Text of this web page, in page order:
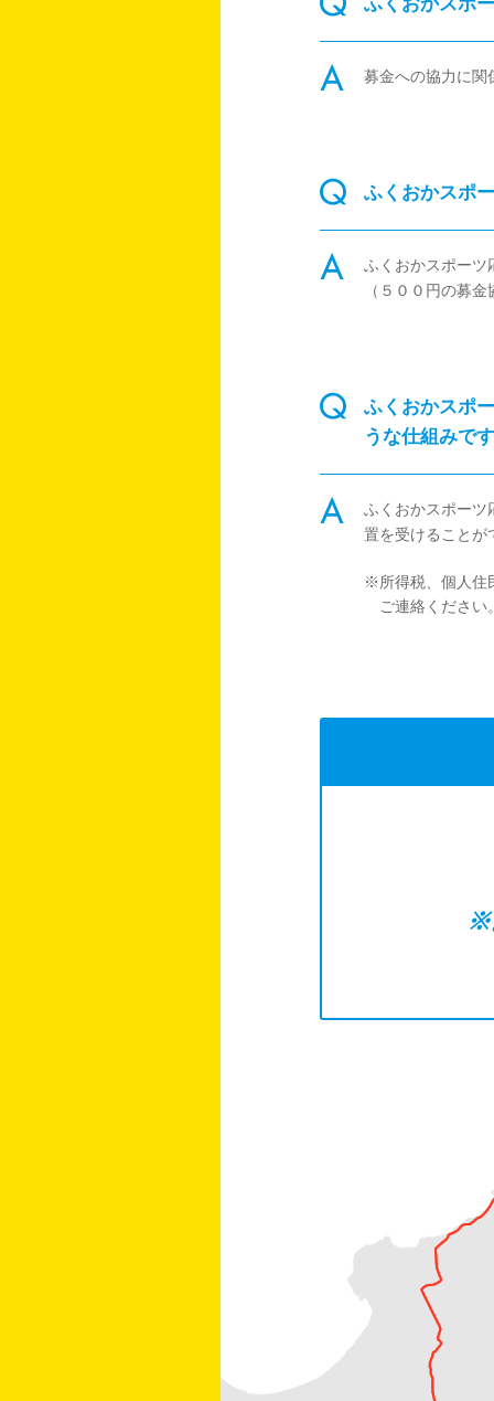
募金への協力に関
ふくおかスポ
ふくおかスポーツ
（５００円の募
ふくおかスポ
うな仕組みで
ふくおかスポーツ
置を受けることが
※所得税、個人住
ご連絡ください
※